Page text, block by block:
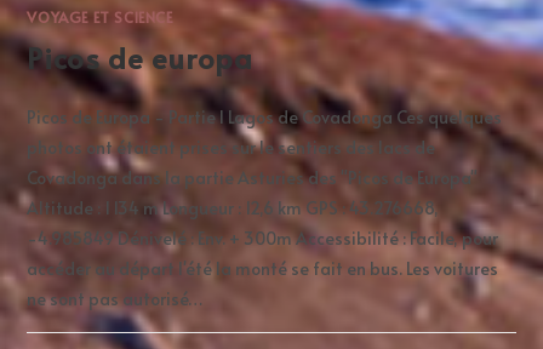
VOYAGE ET SCIENCE
Picos de europa
Picos de Europa - Partie I Lagos de Covadonga Ces quelques
photos ont étaient prises sur le sentiers des lacs de
Covadonga dans la partie Asturies des "Picos de Europa"
Altitude : 1 134 m Longueur : 12,6 km GPS : 43.276668,
-4.985849 Dénivelé : Env. + 300m Accessibilité : Facile, pour
accéder au départ l'été la monté se fait en bus. Les voitures
ne sont pas autorisé…